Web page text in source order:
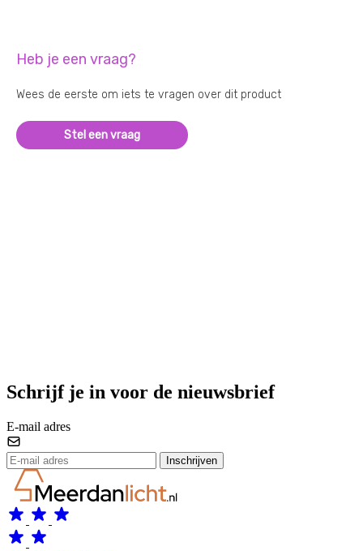
Heb je een vraag?
Wees de eerste om iets te vragen over dit product
Stel een vraag
Schrijf je in voor de nieuwsbrief
E-mail adres
Inschrijven